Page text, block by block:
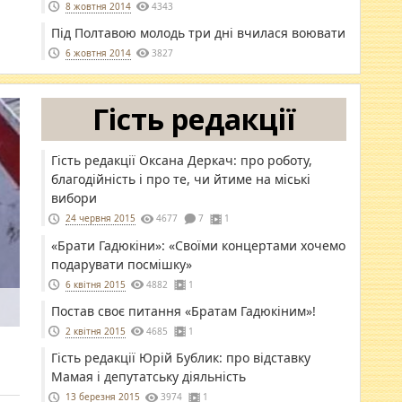
8 жовтня 2014 4343
Під Полтавою молодь три дні вчилася воювати
6 жовтня 2014 3827
Гість редакції
Гість редакції Оксана Деркач: про роботу,
благодійність і про те, чи йтиме на міські
вибори
24 червня 2015 4677 7 1
«Брати Гадюкіни»: «Своїми концертами хочемо
подарувати посмішку»
6 квітня 2015 4882 1
Постав своє питання «Братам Гадюкіним»!
2 квітня 2015 4685 1
Гість редакції Юрій Бублик: про відставку
Мамая і депутатську діяльність
13 березня 2015 3974 1